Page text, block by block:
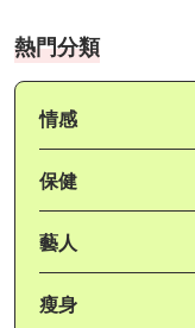
熱門分類
情感
保健
藝人
瘦身